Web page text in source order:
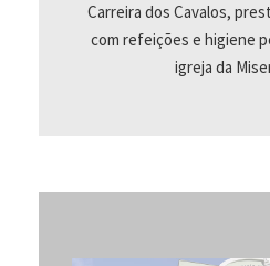
Carreira dos Cavalos,
com refeições e higiene
igreja da